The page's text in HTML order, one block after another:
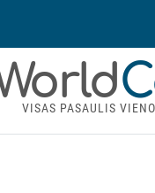
VISAS PASAULIS